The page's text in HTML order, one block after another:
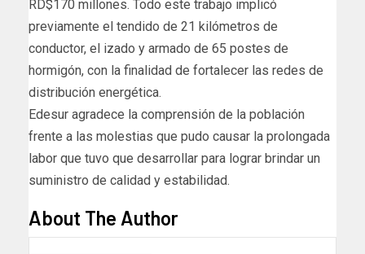
RD$170 millones. Todo este trabajo implicó
previamente el tendido de 21 kilómetros de
conductor, el izado y armado de 65 postes de
hormigón, con la finalidad de fortalecer las redes de
distribución energética.
Edesur agradece la comprensión de la población
frente a las molestias que pudo causar la prolongada
labor que tuvo que desarrollar para lograr brindar un
suministro de calidad y estabilidad.
About The Author